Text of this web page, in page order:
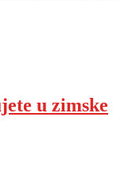
u zimske